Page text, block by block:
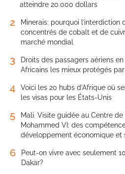
atteindre 20.000 dollars
2
Minerais: pourquoi l’interdiction
concentrés de cobalt et de
marché mondial
3
Droits des passagers aériens
Africains les mieux protégés
4
Voici les 20 hubs d’Afrique où
les visas pour les États-Unis
5
Mali. Visite guidée au Centre
Mohammed VI: des
développement économique et
6
Peut-on vivre avec seulement
Dakar?